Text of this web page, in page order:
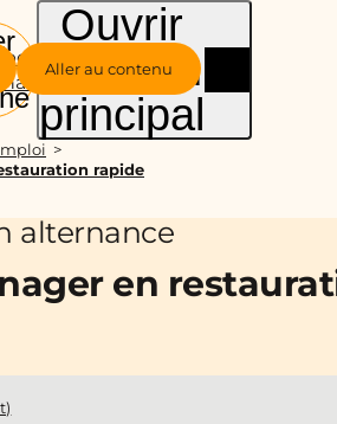
Aller au contenu
Ouvrir
le menu
principal
rapide
alternance
en